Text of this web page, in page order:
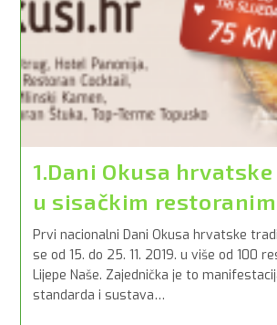
1.Dani Okusa
u sisačkim
Prvi nacionalni Dani Okusa hrvatske
se od 15. do 25. 11. 2019. u više od 100
Lijepe Naše. Zajednička je to
standarda i sustava…